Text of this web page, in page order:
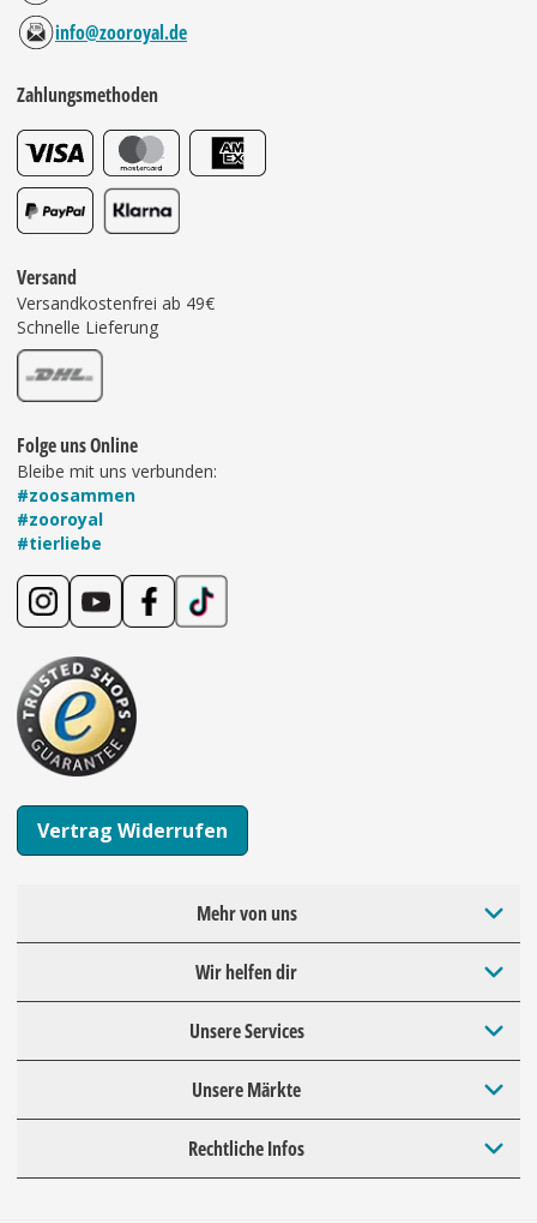
info@zooroyal.de
Zahlungsmethoden
Versand
Versandkostenfrei ab 49€
Schnelle Lieferung
Folge uns Online
Bleibe mit uns verbunden:
#zoosammen
#zooroyal
#tierliebe
Vertrag Widerrufen
Mehr von uns
Wir helfen dir
Unsere Services
Unsere Märkte
Rechtliche Infos